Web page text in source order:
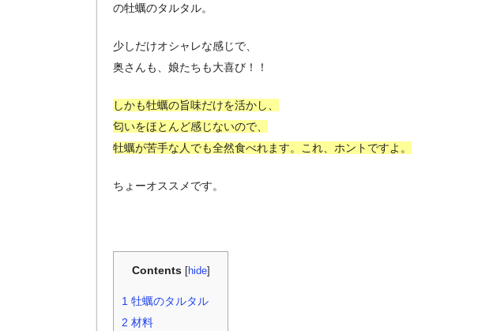
の牡蠣のタルタル。
少しだけオシャレな感じで、
奥さんも、娘たちも大喜び！！
しかも牡蠣の旨味だけを活かし、
匂いをほとんど感じないので、
牡蠣が苦手な人でも全然食べれます。これ、ホントですよ。
ちょーオススメです。
Contents [hide]
1 牡蠣のタルタル
2 材料